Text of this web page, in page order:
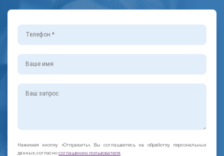
Нажимая кнопку «Отправить», Вы соглашаетесь на обработку персональных
данных, согласносоглашению пользователя